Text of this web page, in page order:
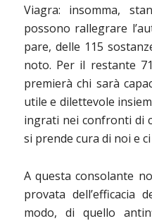
Viagra: insomma,
possono rallegrare
pare, delle 115
noto. Per il restante
premierà chi sarà
utile e dilettevole
ingrati nei confronti di
si prende cura di noi e
A questa consolante
provata dell’efficacia
modo, di quello